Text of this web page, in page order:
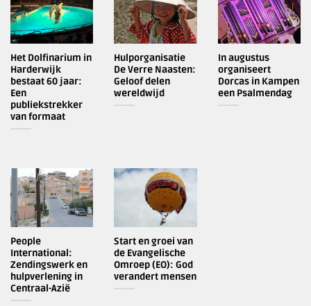
Het Dolfinarium in
Harderwijk
bestaat 60 jaar:
Een
publiekstrekker
van formaat
Hulporganisatie
De Verre Naasten:
Geloof delen
wereldwijd
In augustus
organiseert
Dorcas in Kampen
een Psalmendag
People
International:
Zendingswerk en
hulpverlening in
Centraal-Azië
Start en groei van
de Evangelische
Omroep (EO): God
verandert mensen